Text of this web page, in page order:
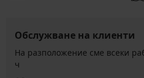
Обслужване на клиенти
На разположение сме всеки
ч